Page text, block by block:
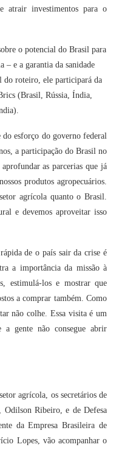
atrair investimentos para o
o potencial do Brasil para
– e a garantia da sanidade
do roteiro, ele participará da
(Brasil, Rússia, Índia,
esforço do governo federal
a participação do Brasil no
as parcerias que já
produtos agropecuários.
agrícola quanto o Brasil.
e devemos aproveitar isso
de o país sair da crise é
a importância da missão à
estimulá-los e mostrar que
a comprar também. Como
não colhe. Essa visita é um
a gente não consegue abrir
agrícola, os secretários de
Odilson Ribeiro, e de Defesa
da Empresa Brasileira de
Lopes, vão acompanhar o